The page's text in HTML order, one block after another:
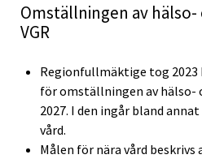
Omställningen av
VGR
Regionfullmäktige tog
för omställningen av hälso-
2027. I den ingår bland
vård.
Målen för nära vård beskrivs